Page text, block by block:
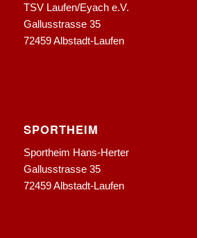
TSV Laufen/Eyach e.V.
Gallusstrasse 35
72459 Albstadt-Laufen
SPORTHEIM
Sportheim Hans-Herter
Gallusstrasse 35
72459 Albstadt-Laufen